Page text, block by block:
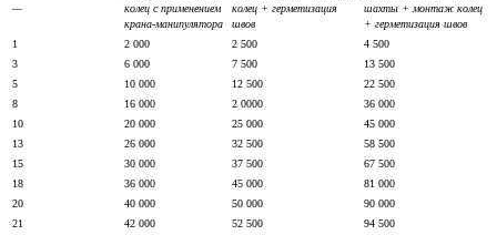
—
колец с применением
крана-манипулятора
колец + герметизация
швов
шахты + монтаж колец
+ герметизация швов
1
2 000 2 500
4 500
3
6 000 7 500
13 500
5
10 000 12 500
22 500
8
16 000 2 0000
36 000
10
20 000 25 000
45 000
13
26 000 32 500
58 500
15
30 000 37 500
67 500
18
36 000 45 000
81 000
20
40 000 50 000
90 000
21
42 000 52 500 94 500